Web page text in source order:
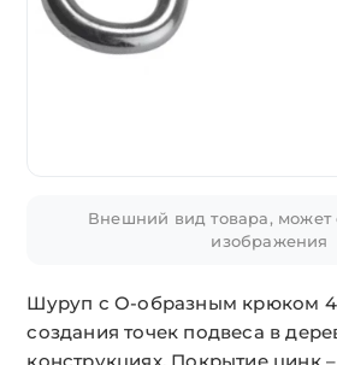
Внешний вид товара, может
изображения
Шуруп с О-образным крюком
создания точек подвеса в